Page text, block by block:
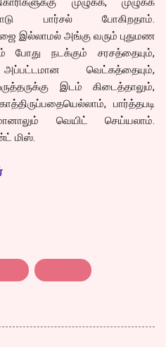
பார்சல் போகிறதாம்.
இல்லாமல் அங்கு வரும் புதுமண
போது நடக்கும் சரசத்தையும்,
வெட்கத்தையும்,
இடம் கிடைத்தாலும்,
பார்த்தபடி
வெயிட் செய்யலாம்.
மிஸ்.